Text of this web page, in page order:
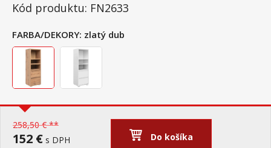
Kód produktu: FN2633
FARBA/DEKORY: zlatý dub
258,50 € **
152 € s DPH Do košíka